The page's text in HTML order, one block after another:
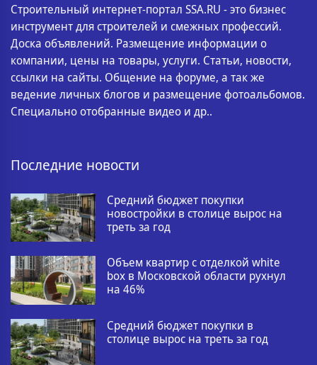
Строительный интернет-портал SSA.RU - это бизнес
инструмент для строителей и смежных профессий.
Доска объявлений. Размещение информации о
компании, цены на товары, услуги. Статьи, новости,
ссылки на сайты. Общение на форуме, а так же
ведение личных блогов и размещение фотоальбомов.
Специально отобранные видео и др..
Последние новости
Средний бюджет покупки
новостройки в столице вырос на
треть за год
Объем квартир с отделкой white
box в Московской области рухнул
на 46%
Средний бюджет покупки в
столице вырос на треть за год